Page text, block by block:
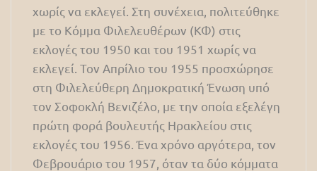
χωρίς να εκλεγεί. Στη συνέχεια, πολιτεύθηκε
με το Κόμμα Φιλελευθέρων (ΚΦ) στις
εκλογές του 1950 και του 1951 χωρίς να
εκλεγεί. Τον Απρίλιο του 1955 προσχώρησε
στη Φιλελεύθερη Δημοκρατική Ένωση υπό
τον Σοφοκλή Βενιζέλο, με την οποία εξελέγη
πρώτη φορά βουλευτής Ηρακλείου στις
εκλογές του 1956. Ένα χρόνο αργότερα, τον
Φεβρουάριο του 1957, όταν τα δύο κόμματα